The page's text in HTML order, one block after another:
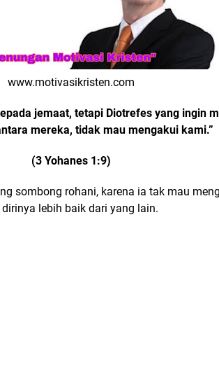
www.motivasikristen.com
jemaat, tetapi Diotrefes yang ingin
mereka, tidak mau mengakui kami.”
(3 Yohanes 1:9)
sombong rohani, karena ia tak mau
lebih baik dari yang lain.